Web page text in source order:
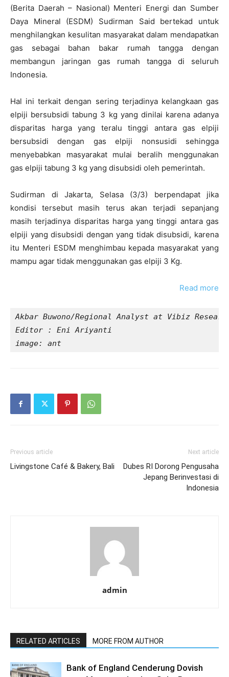
(Berita Daerah – Nasional) Menteri Energi dan Sumber
Daya Mineral (ESDM) Sudirman Said bertekad untuk
menghilangkan kesulitan masyarakat dalam mendapatkan
gas sebagai bahan bakar rumah tangga dengan
membangun jaringan gas rumah tangga di seluruh
Indonesia.
Hal ini terkait dengan sering terjadinya kelangkaan gas
elpiji bersubsidi tabung 3 kg yang dinilai karena adanya
disparitas harga yang teralu tinggi antara gas elpiji
bersubsidi dengan gas elpiji nonsusidi sehingga
menyebabkan masyarakat mulai beralih menggunakan
gas elpiji tabung 3 kg yang disubsidi oleh pemerintah.
Sudirman di Jakarta, Selasa (3/3) berpendapat jika
kondisi tersebut masih terus akan terjadi sepanjang
masih terjadinya disparitas harga yang tinggi antara gas
elpiji yang disubsidi dengan yang tidak disubsidi, karena
itu Menteri ESDM menghimbau kepada masyarakat yang
mampu agar tidak menggunakan gas elpiji 3 Kg.
Read more
Akbar Buwono/Regional Analyst at Vibiz Research/
Editor : Eni Ariyanti
image: ant
Previous article
Livingstone Café & Bakery, Bali
Next article
Dubes RI Dorong Pengusaha
Jepang Berinvestasi di
Indonesia
admin
RELATED ARTICLES MORE FROM AUTHOR
Bank of England Cenderung Dovish